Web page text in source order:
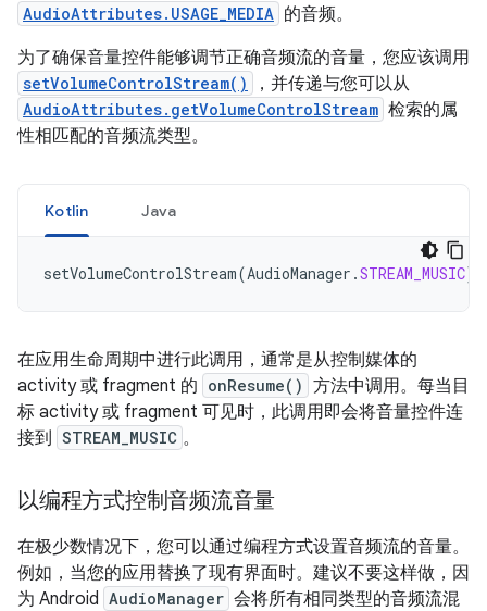
AudioAttributes.USAGE_MEDIA 的音频。
为了确保音量控件能够调节正确音频流的音量，您应该调用
setVolumeControlStream() ，并传递与您可以从
AudioAttributes.getVolumeControlStream 检索的属
性相匹配的音频流类型。
Kotlin Java
setVolumeControlStream(AudioManager .STREAM_MUSIC)
在应用生命周期中进行此调用，通常是从控制媒体的
activity 或 fragment 的 onResume() 方法中调用。每当目
标 activity 或 fragment 可见时，此调用即会将音量控件连
接到 STREAM_MUSIC 。
以编程方式控制音频流音量
在极少数情况下，您可以通过编程方式设置音频流的音量。
例如，当您的应用替换了现有界面时。建议不要这样做，因
为 Android AudioManager 会将所有相同类型的音频流混